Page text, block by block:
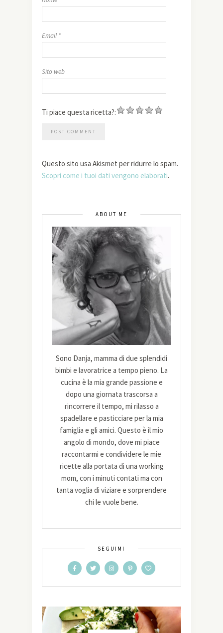
Email *
Sito web
Ti piace questa ricetta?:
Questo sito usa Akismet per ridurre lo spam.
Scopri come i tuoi dati vengono elaborati.
ABOUT ME
Sono Danja, mamma di due splendidi
bimbi e lavoratrice a tempo pieno. La
cucina è la mia grande passione e
dopo una giornata trascorsa a
rincorrere il tempo, mi rilasso a
spadellare e pasticciare per la mia
famiglia e gli amici. Questo è il mio
angolo di mondo, dove mi piace
raccontarmi e condividere le mie
ricette alla portata di una working
mom, con i minuti contati ma con
tanta voglia di viziare e sorprendere
chi le vuole bene.
SEGUIMI